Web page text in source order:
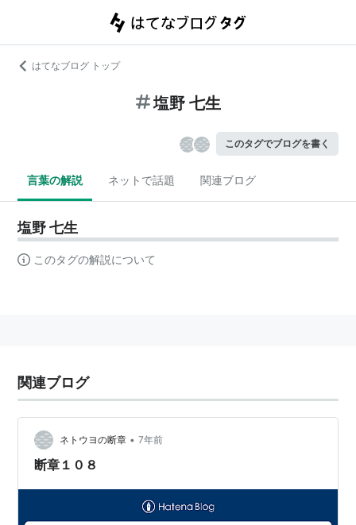
はてなブログ トップ
塩野 七生
このタグでブログを書く
言葉の解説 ネットで話題 関連ブログ
塩野 七生
このタグの解説について
関連ブログ
ネトウヨの断章 • 7年前
断章１０８